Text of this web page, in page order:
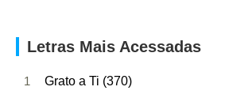
Letras Mais Acessadas
1 Grato a Ti (370)